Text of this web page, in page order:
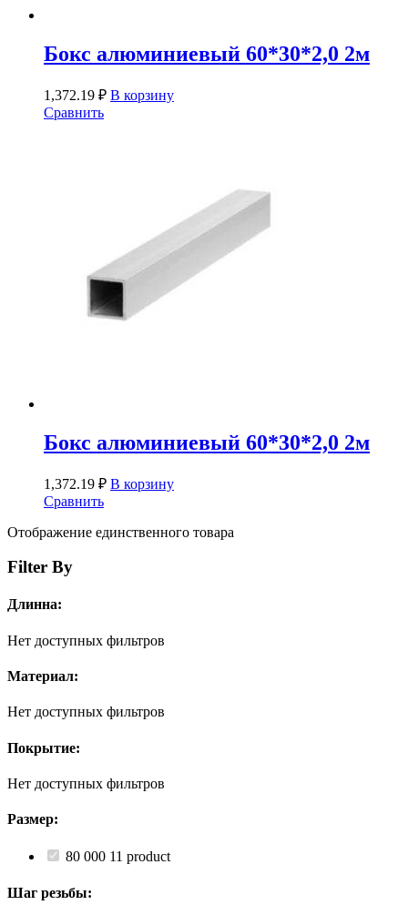
Бокс алюминиевый 60*30*2,0 2м
1,372.19 ₽ В корзину
Сравнить
Бокс алюминиевый 60*30*2,0 2м
1,372.19 ₽ В корзину
Сравнить
Отображение единственного товара
Filter By
Длинна:
Нет доступных фильтров
Материал:
Нет доступных фильтров
Покрытие:
Нет доступных фильтров
Размер:
80 000 11 product
Шаг резьбы: